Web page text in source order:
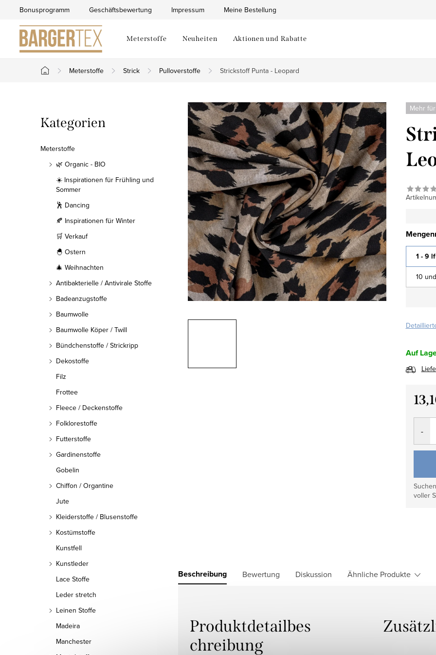
springen
Bonusprogramm Geschäftsbewertung Impressum Meine Bestellung
Meterstoffe Neuheiten Aktionen und Rabatte
Startseite
Meterstoffe Strick Pulloverstoffe Strickstoff Punta - Leopard
e
i
Kategorien
überspringen
Kategorien
Meterstoffe
🌿 Organic - BIO
☀️ Inspirationen für Frühling und
Sommer
🕺 Dancing
🍂 Inspirationen für Winter
🛒 Verkauf
🐣 Ostern
🎄 Weihnachten
Antibakterielle / Antivirale Stoffe
Badeanzugstoffe
Baumwolle
Baumwolle Köper / Twill
Bündchenstoffe / Strickripp
Dekostoffe
Filz
Frottee
Fleece / Deckenstoffe
Folklorestoffe
Futterstoffe
Gardinenstoffe
Gobelin
Chiffon / Organtine
Jute
Kleiderstoffe / Blusenstoffe
Kostümstoffe
Kunstfell
Kunstleder
Lace Stoffe
Leder stretch
Leinen Stoffe
Madeira
Manchester
Mehr
1 - 9
10
Auf
voller
Beschreibung Bewertung Diskussion Ähnliche Produkte
Produktdetailbes
chreibung